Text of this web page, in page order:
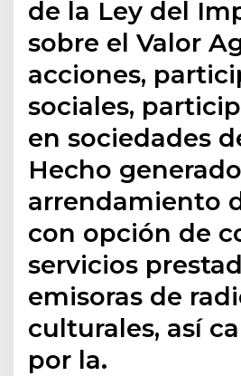
de la Ley del
sobre el Valor
acciones,
sociales,
en sociedades
Hecho
arrendamiento
con opción de
servicios
emisoras de
culturales, así
por la.